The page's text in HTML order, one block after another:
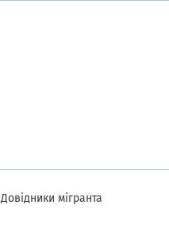
Довідники мігранта